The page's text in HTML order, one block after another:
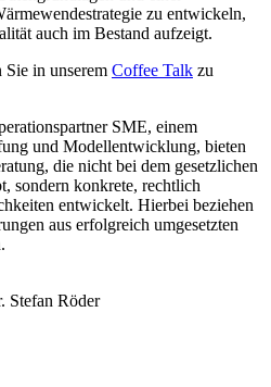
zu entwickeln,
auch im Bestand aufzeigt.
in unserem Coffee Talk zu
SME, einem
und Modellentwicklung, bieten
die nicht bei dem gesetzlichen
sondern konkrete, rechtlich
entwickelt. Hierbei beziehen
aus erfolgreich umgesetzten
Stefan Röder